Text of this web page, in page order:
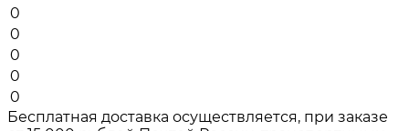
0
0
0
0
0
Бесплатная доставка осуществляется, при заказе